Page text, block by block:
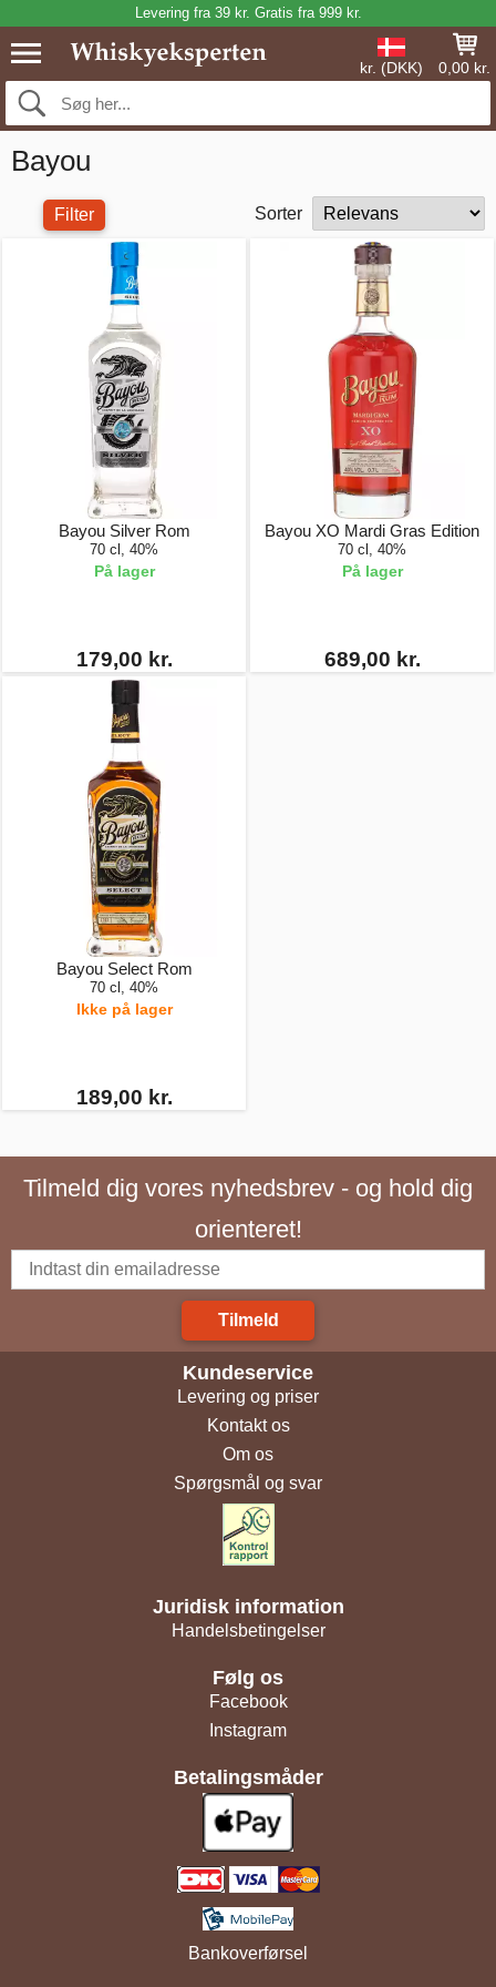
Levering fra 39 kr. Gratis fra 999 kr.
kr. (DKK) 0,00 kr.
Bayou
Filter Sorter
Bayou Silver Rom
70 cl, 40%
På lager
179,00 kr.
Bayou XO Mardi Gras Edition
70 cl, 40%
På lager
689,00 kr.
Bayou Select Rom
70 cl, 40%
Ikke på lager
189,00 kr.
Tilmeld dig vores nyhedsbrev - og hold dig
orienteret!
Tilmeld
Kundeservice
Levering og priser
Kontakt os
Om os
Spørgsmål og svar
Juridisk information
Handelsbetingelser
Følg os
Facebook
Instagram
Betalingsmåder
Bankoverførsel